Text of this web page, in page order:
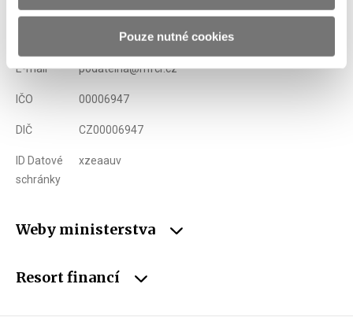
Pouze nutné cookies
Adresa Letenská 15, 118 10 Praha
+420 257 041 111
E-mail podatelna@mfcr.cz
IČO 00006947
DIČ CZ00006947
ID Datové
schránky
xzeaauv
Weby ministerstva
Resort financí